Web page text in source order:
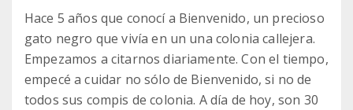
Hace 5 años que conocí a Bienvenido, un precioso
gato negro que vivía en un una colonia callejera.
Empezamos a citarnos diariamente. Con el tiempo,
empecé a cuidar no sólo de Bienvenido, si no de
todos sus compis de colonia. A día de hoy, son 30